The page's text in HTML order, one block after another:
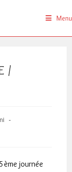
Menu
/
5ème journée